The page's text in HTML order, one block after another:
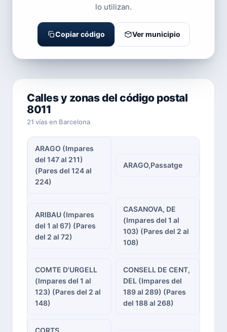
lo utilizan.
Copiar código Ver municipio
Calles y zonas del código postal
8011
21 vías en Barcelona
ARAGO (Impares
del 147 al 211)
(Pares del 124 al
224)
ARAGO,Passatge
ARIBAU (Impares
del 1 al 67) (Pares
del 2 al 72)
CASANOVA, DE
(Impares del 1 al
103) (Pares del 2 al
108)
COMTE D'URGELL
(Impares del 1 al
123) (Pares del 2 al
148)
CONSELL DE CENT,
DEL (Impares del
189 al 289) (Pares
del 188 al 268)
CORTS